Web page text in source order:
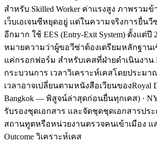
สำหรับ Skilled Worker ค่าแรงสูง ภาพรวม
เว็บเอเจนซีหยุดอยู่ แต่ในความจริงการยื่น
อีกมาก ใช้ EES (Entry-Exit System) ตั้งแต่ปี
หมายความว่าผู้ขอวีซ่าต้องเตรียมหลักฐานเ
แค่กรอกฟอร์ม สำหรับเคสที่ฝ่ายดำเนินงาน
กระบวนการ เวลาวิเคราะห์เคสโดยประมา
เวลาอาจเปลี่ยนตามหนังสือเวียนของRoyal
Bangkok — พิสูจน์ล่าสุดก่อนยื่นทุกเคส) ·
รับรองชุดเอกสาร และจัดชุดชุดเอกสารปร
สถานทูตหรือหน่วยงานตรวจคนเข้าเมือง แ
Outcome วิเคราะห์เคส